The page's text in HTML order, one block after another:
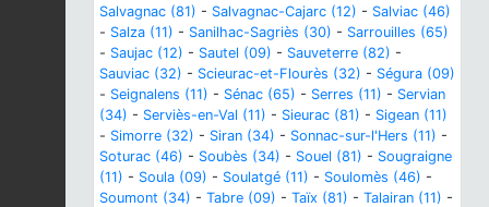
Salvagnac (81) - Salvagnac-Cajarc (12) - Salviac (46)
- Salza (11) - Sanilhac-Sagriès (30) - Sarrouilles (65)
- Saujac (12) - Sautel (09) - Sauveterre (82) -
Sauviac (32) - Scieurac-et-Flourès (32) - Ségura (09)
- Seignalens (11) - Sénac (65) - Serres (11) - Servian
(34) - Serviès-en-Val (11) - Sieurac (81) - Sigean (11)
- Simorre (32) - Siran (34) - Sonnac-sur-l'Hers (11) -
Soturac (46) - Soubès (34) - Souel (81) - Sougraigne
(11) - Soula (09) - Soulatgé (11) - Soulomès (46) -
Soumont (34) - Tabre (09) - Taïx (81) - Talairan (11) -